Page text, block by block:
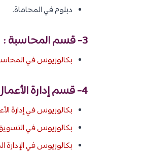
دبلوم في المحاماة.
3- قسم المحاسبة :
بكالوريوس في
4- قسم إدارة الأعمال :
بكالوريوس في إدارة
بكالوريوس في
بكالوريوس في الإدارة